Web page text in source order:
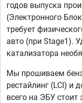
годов выпуска
(Электронного
требует
авто (при Stage1).
катализатора
Мы прошиваем
рестайлинг (LCI) и
всего на ЭБУ стоит